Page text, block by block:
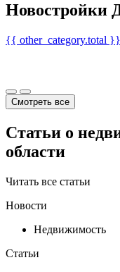
Новостройки
{{ other_category.total }}
Смотреть все
Статьи о
области
Читать все статьи
Новости
Недвижимость
Статьи